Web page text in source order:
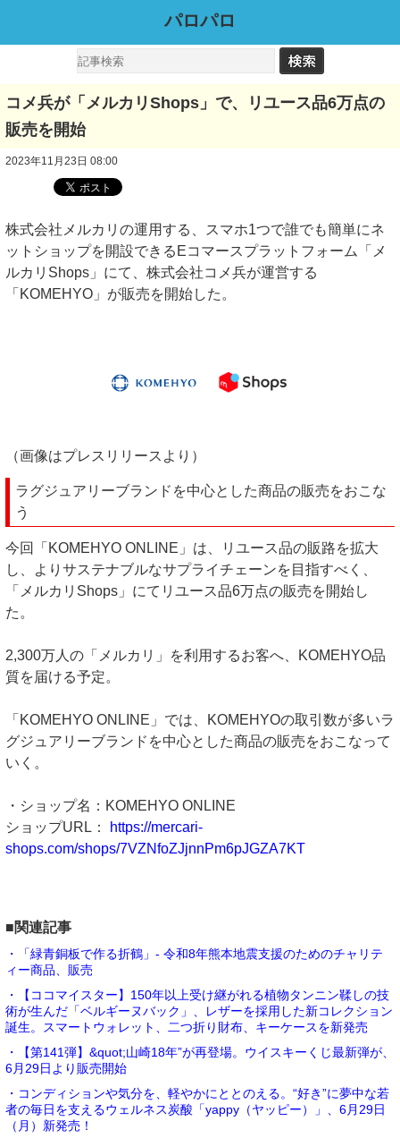
パロパロ
コメ兵が「メルカリShops」で、リユース品6万点の
販売を開始
2023年11月23日 08:00
株式会社メルカリの運用する、スマホ1つで誰でも簡単にネ
ットショップを開設できるEコマースプラットフォーム「メ
ルカリShops」にて、株式会社コメ兵が運営する
「KOMEHYO」が販売を開始した。
（画像はプレスリリースより）
ラグジュアリーブランドを中心とした商品の販売をおこな
う
今回「KOMEHYO ONLINE」は、リユース品の販路を拡大
し、よりサステナブルなサプライチェーンを目指すべく、
「メルカリShops」にてリユース品6万点の販売を開始し
た。
2,300万人の「メルカリ」を利用するお客へ、KOMEHYO品
質を届ける予定。
「KOMEHYO ONLINE」では、KOMEHYOの取引数が多いラ
グジュアリーブランドを中心とした商品の販売をおこなって
いく。
・ショップ名：KOMEHYO ONLINE
ショップURL：
https://mercari-
shops.com/shops/7VZNfoZJjnnPm6pJGZA7KT
■関連記事
・「緑青銅板で作る折鶴」- 令和8年熊本地震支援のためのチャリテ
ィー商品、販売
・【ココマイスター】150年以上受け継がれる植物タンニン鞣しの技
術が生んだ「ベルギーヌバック」、レザーを採用した新コレクション
誕生。スマートウォレット、二つ折り財布、キーケースを新発売
・【第141弾】&quot;山崎18年”が再登場。ウイスキーくじ最新弾が、
6月29日より販売開始
・コンディションや気分を、軽やかにととのえる。“好き”に夢中な若
者の毎日を支えるウェルネス炭酸「yappy（ヤッピー）」、6月29日
（月）新発売！